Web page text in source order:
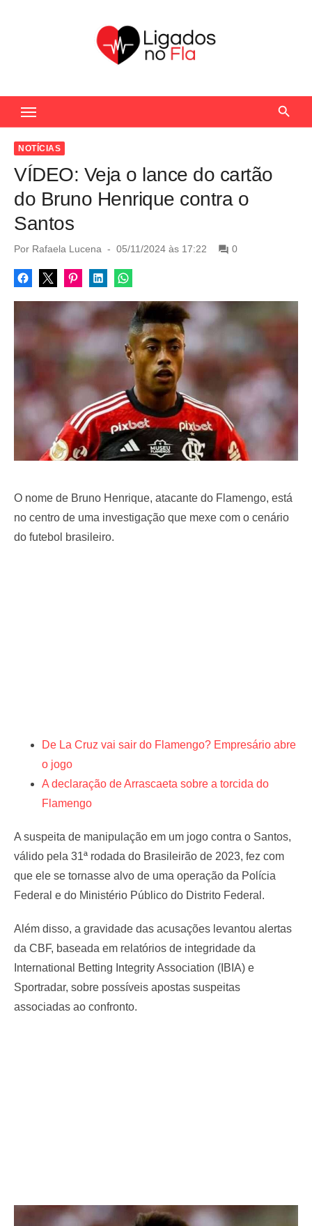
c
NOTÍCIAS
VÍDEO: Veja o lance do cartão
do Bruno Henrique contra o
Santos
Por Rafaela Lucena
P
s
t
o
n
05/11/2024 às 17:22 0
O nome de Bruno Henrique, atacante do Flamengo, está
no centro de uma investigação que mexe com o cenário
do futebol brasileiro.
De La Cruz vai sair do Flamengo? Empresário abre
o jogo
A declaração de Arrascaeta sobre a torcida do
Flamengo
A suspeita de manipulação em um jogo contra o Santos,
válido pela 31ª rodada do Brasileirão de 2023, fez com
que ele se tornasse alvo de uma operação da Polícia
Federal e do Ministério Público do Distrito Federal.
Além disso, a gravidade das acusações levantou alertas
da CBF, baseada em relatórios de integridade da
International Betting Integrity Association (IBIA) e
Sportradar, sobre possíveis apostas suspeitas
associadas ao confronto.